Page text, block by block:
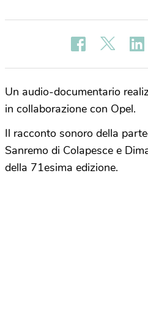
Un audio-documentario
in collaborazione con Opel.
Il racconto sonoro della
Sanremo di Colapesce e
della 71esima edizione.